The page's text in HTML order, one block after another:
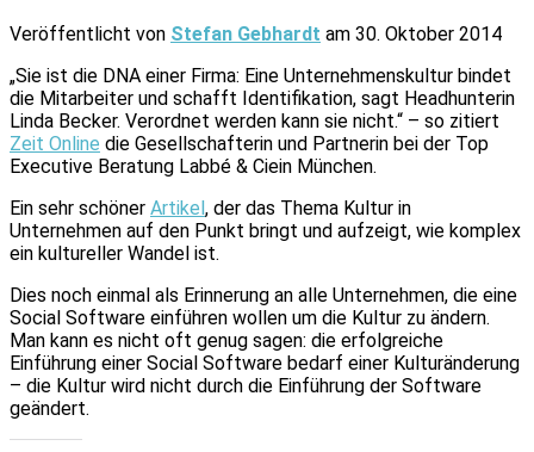
Veröffentlicht von Stefan Gebhardt am 30. Oktober 2014
„Sie ist die DNA einer Firma: Eine Unternehmenskultur bindet
die Mitarbeiter und schafft Identifikation, sagt Headhunterin
Linda Becker. Verordnet werden kann sie nicht.“ – so zitiert
Zeit Online die Gesellschafterin und Partnerin bei der Top
Executive Beratung Labbé & Ciein München.
Ein sehr schöner Artikel, der das Thema Kultur in
Unternehmen auf den Punkt bringt und aufzeigt, wie komplex
ein kultureller Wandel ist.
Dies noch einmal als Erinnerung an alle Unternehmen, die eine
Social Software einführen wollen um die Kultur zu ändern.
Man kann es nicht oft genug sagen: die erfolgreiche
Einführung einer Social Software bedarf einer Kulturänderung
– die Kultur wird nicht durch die Einführung der Software
geändert.